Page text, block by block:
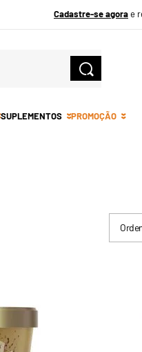
Cadastre-se agorae
SUPLEMENTOS PROMOÇÃO